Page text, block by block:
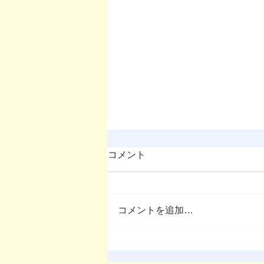
コメント
コメントを追加…